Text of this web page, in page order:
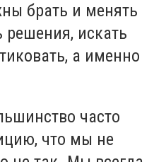
брать и менять
решения, искать
а именно
часто
что мы не